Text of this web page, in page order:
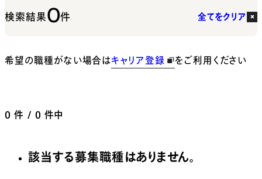
検索結果0件 全てをクリア
希望の職種がない場合はキャリア登録 をご利用ください
0 件 / 0 件中
該当する募集職種はありません。